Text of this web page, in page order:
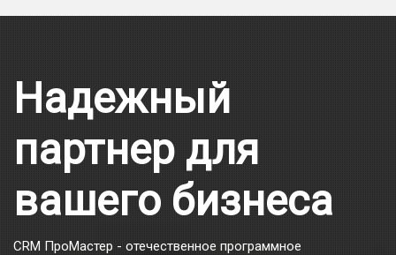
Надежный
партнер для
вашего бизнеса
CRM ПроМастер - отечественное программное